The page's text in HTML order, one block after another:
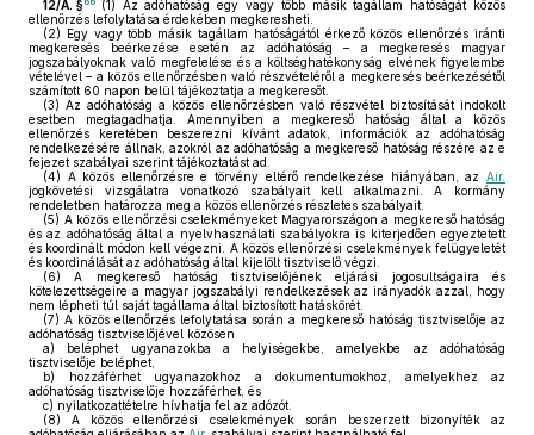
12/A. §
(1) Az adóhatóság egy vagy több másik tagállam hatóságát közös
ellenőrzés lefolytatása érdekében megkeresheti.
(2) Egy vagy több másik tagállam hatóságától érkező közös ellenőrzés iránti
megkeresés beérkezése esetén az adóhatóság – a megkeresés magyar
jogszabályoknak való megfelelése és a költséghatékonyság elvének figyelembe
vételével – a közös ellenőrzésben való részvételéről a megkeresés beérkezésétől
számított 60 napon belül tájékoztatja a megkeresőt.
(3) Az adóhatóság a közös ellenőrzésben való részvétel biztosítását indokolt
esetben megtagadhatja. Amennyiben a megkereső hatóság által a közös
ellenőrzés keretében beszerezni kívánt adatok, információk az adóhatóság
rendelkezésére állnak, azokról az adóhatóság a megkereső hatóság részére az e
fejezet szabályai szerint tájékoztatást ad.
(4) A közös ellenőrzésre e törvény eltérő rendelkezése hiányában, az Air.
jogkövetési vizsgálatra vonatkozó szabályait kell alkalmazni. A kormány
rendeletben határozza meg a közös ellenőrzés részletes szabályait.
(5) A közös ellenőrzési cselekményeket Magyarországon a megkereső hatóság
és az adóhatóság által a nyelvhasználati szabályokra is kiterjedően egyeztetett
és koordinált módon kell végezni. A közös ellenőrzési cselekmények felügyeletét
és koordinálását az adóhatóság által kijelölt tisztviselő végzi.
(6) A megkereső hatóság tisztviselőjének eljárási jogosultságaira és
kötelezettségeire a magyar jogszabályi rendelkezések az irányadók azzal, hogy
nem lépheti túl saját tagállama által biztosított hatáskörét.
(7) A közös ellenőrzés lefolytatása során a megkereső hatóság tisztviselője az
adóhatóság tisztviselőjével közösen
a) beléphet ugyanazokba a helyiségekbe, amelyekbe az adóhatóság
tisztviselője beléphet,
b) hozzáférhet ugyanazokhoz a dokumentumokhoz, amelyekhez az
adóhatóság tisztviselője hozzáférhet, és
c) nyilatkozattételre hívhatja fel az adózót.
(8) A közös ellenőrzési cselekmények során beszerzett bizonyíték az